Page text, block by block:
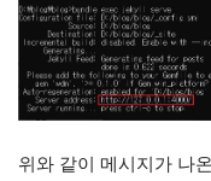
위와 같이 메시지가 나